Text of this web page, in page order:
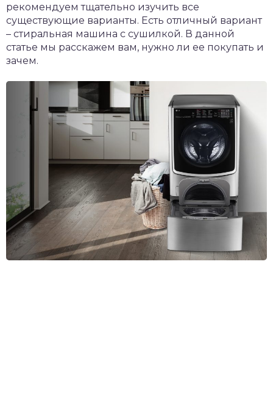
рекомендуем тщательно изучить все
существующие варианты. Есть отличный вариант
– стиральная машина с сушилкой. В данной
статье мы расскажем вам, нужно ли ее покупать и
зачем.